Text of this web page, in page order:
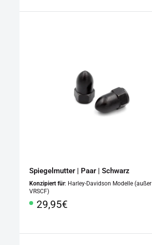
Spiegelmutter | Paar | Schwarz
Konzipiert für: Harley-Davidson Modelle (außer
VRSCF)
Sonderpreis
29,95€